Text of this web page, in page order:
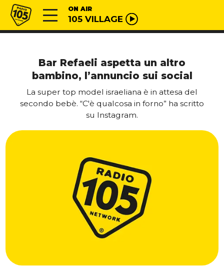
Vai al contenuto
Radio 105 ON AIR
105 VILLAGE
Bar Refaeli aspetta un altro
bambino, l’annuncio sui social
La super top model israeliana è in attesa del
secondo bebè. “C'è qualcosa in forno” ha scritto
su Instagram.